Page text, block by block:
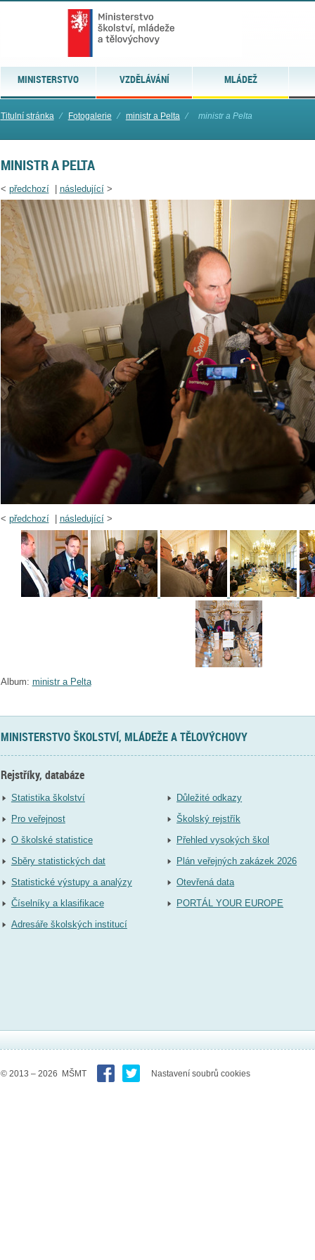
MINISTERSTVO VZDĚLÁVÁNÍ MLÁDEŽ
Titulní stránka ⁄ Fotogalerie ⁄ ministr a Pelta ⁄ ministr a Pelta
MINISTR A PELTA
< předchozí| následující>
< předchozí| následující>
Album: ministr a Pelta
MINISTERSTVO ŠKOLSTVÍ, MLÁDEŽE A TĚLOVÝCHOVY
Rejstříky, databáze
Statistika školství
Pro veřejnost
O školské statistice
Sběry statistických dat
Statistické výstupy a analýzy
Číselníky a klasifikace
Adresáře školských institucí
Důležité odkazy
Školský rejstřík
Přehled vysokých škol
Plán veřejných zakázek 2026
Otevřená data
PORTÁL YOUR EUROPE
© 2013 – 2026 MŠMT Nastavení soubrů cookies